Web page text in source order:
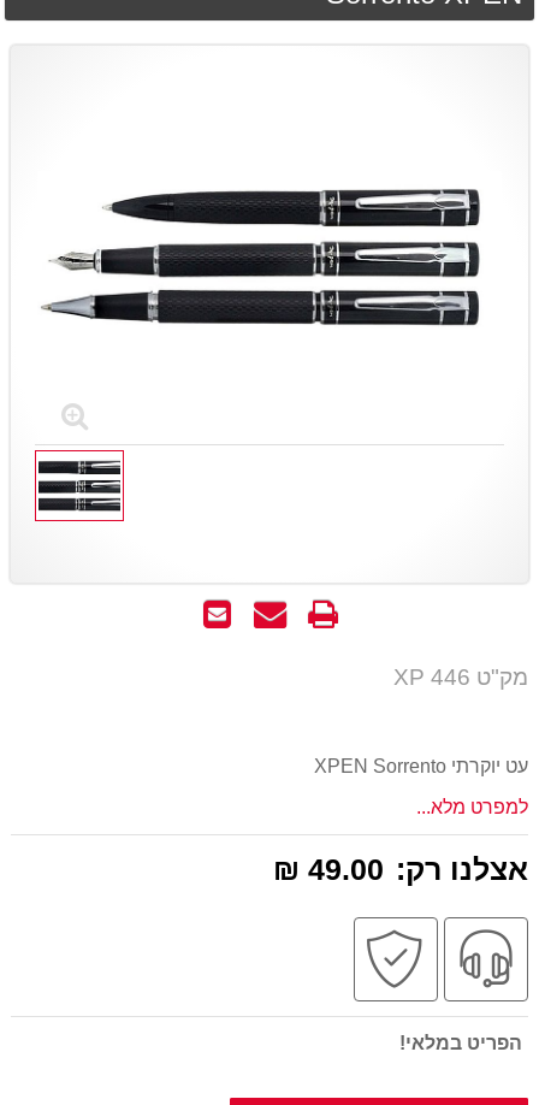
שלח
שאל
הדפס
מק"ט XP 446
עט יוקרתי XPEN Sorrento
למפרט מלא...
אצלנו רק: 49.00 ₪
שירות
מקצועי
הפריט במלאי!